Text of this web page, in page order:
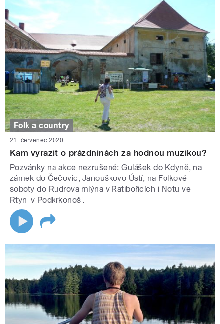
Folk a country
21. červenec 2020
Kam vyrazit o prázdninách za hodnou muzikou?
Pozvánky na akce nezrušené: Gulášek do Kdyně, na
zámek do Čečovic, Janouškovo Ústí, na Folkové
soboty do Rudrova mlýna v Ratibořicích i Notu ve
Rtyni v Podkrkonoší.